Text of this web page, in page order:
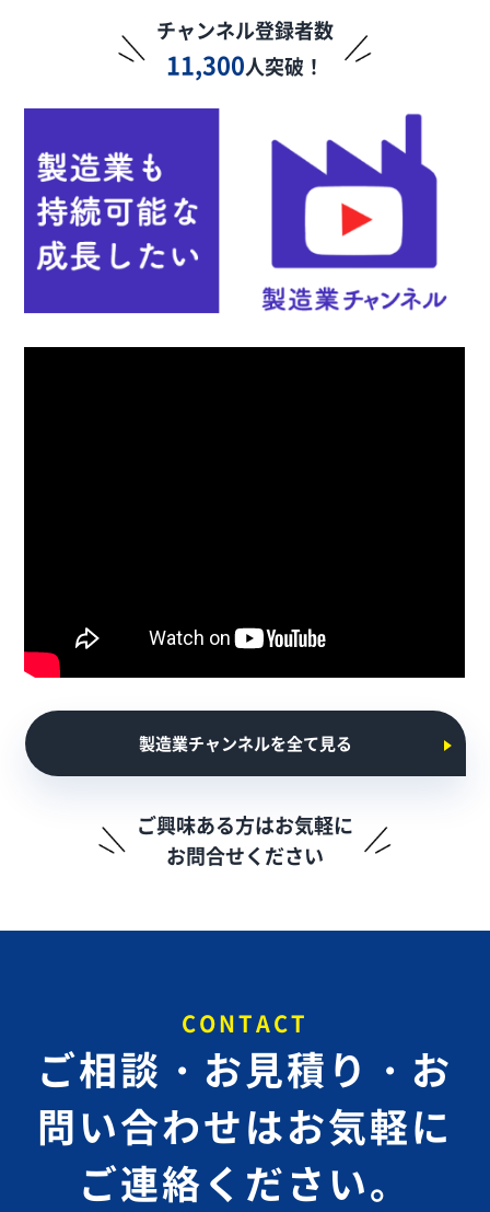
チャンネル登録者数
11,300人突破！
製造業チャンネルを全て見る
ご興味ある方はお気軽に
お問合せください
CONTACT
ご相談・お見積り・お
問い合わせはお気軽に
ご連絡ください。